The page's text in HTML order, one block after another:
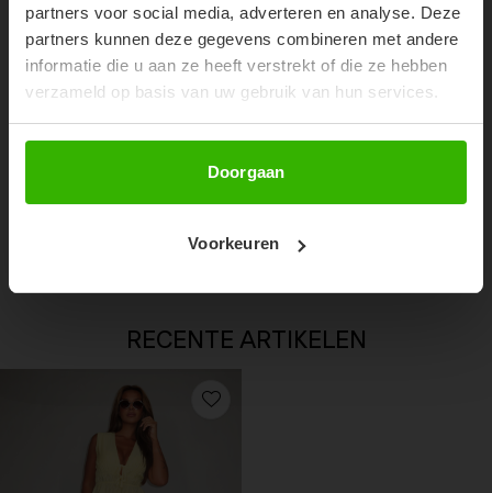
partners voor social media, adverteren en analyse. Deze
partners kunnen deze gegevens combineren met andere
informatie die u aan ze heeft verstrekt of die ze hebben
verzameld op basis van uw gebruik van hun services.
Doorgaan
Voorkeuren€14,99
RECENTE ARTIKELEN